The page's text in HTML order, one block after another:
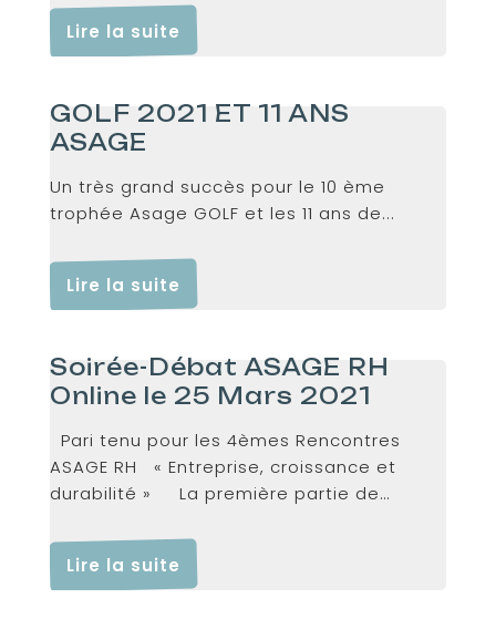
Lire la suite
GOLF 2021 ET 11 ANS
ASAGE
Un très grand succès pour le 10 ème
trophée Asage GOLF et les 11 ans de...
Lire la suite
Soirée-Débat ASAGE RH
Online le 25 Mars 2021
Pari tenu pour les 4èmes Rencontres
ASAGE RH « Entreprise, croissance et
durabilité » La première partie de
Lire la suite